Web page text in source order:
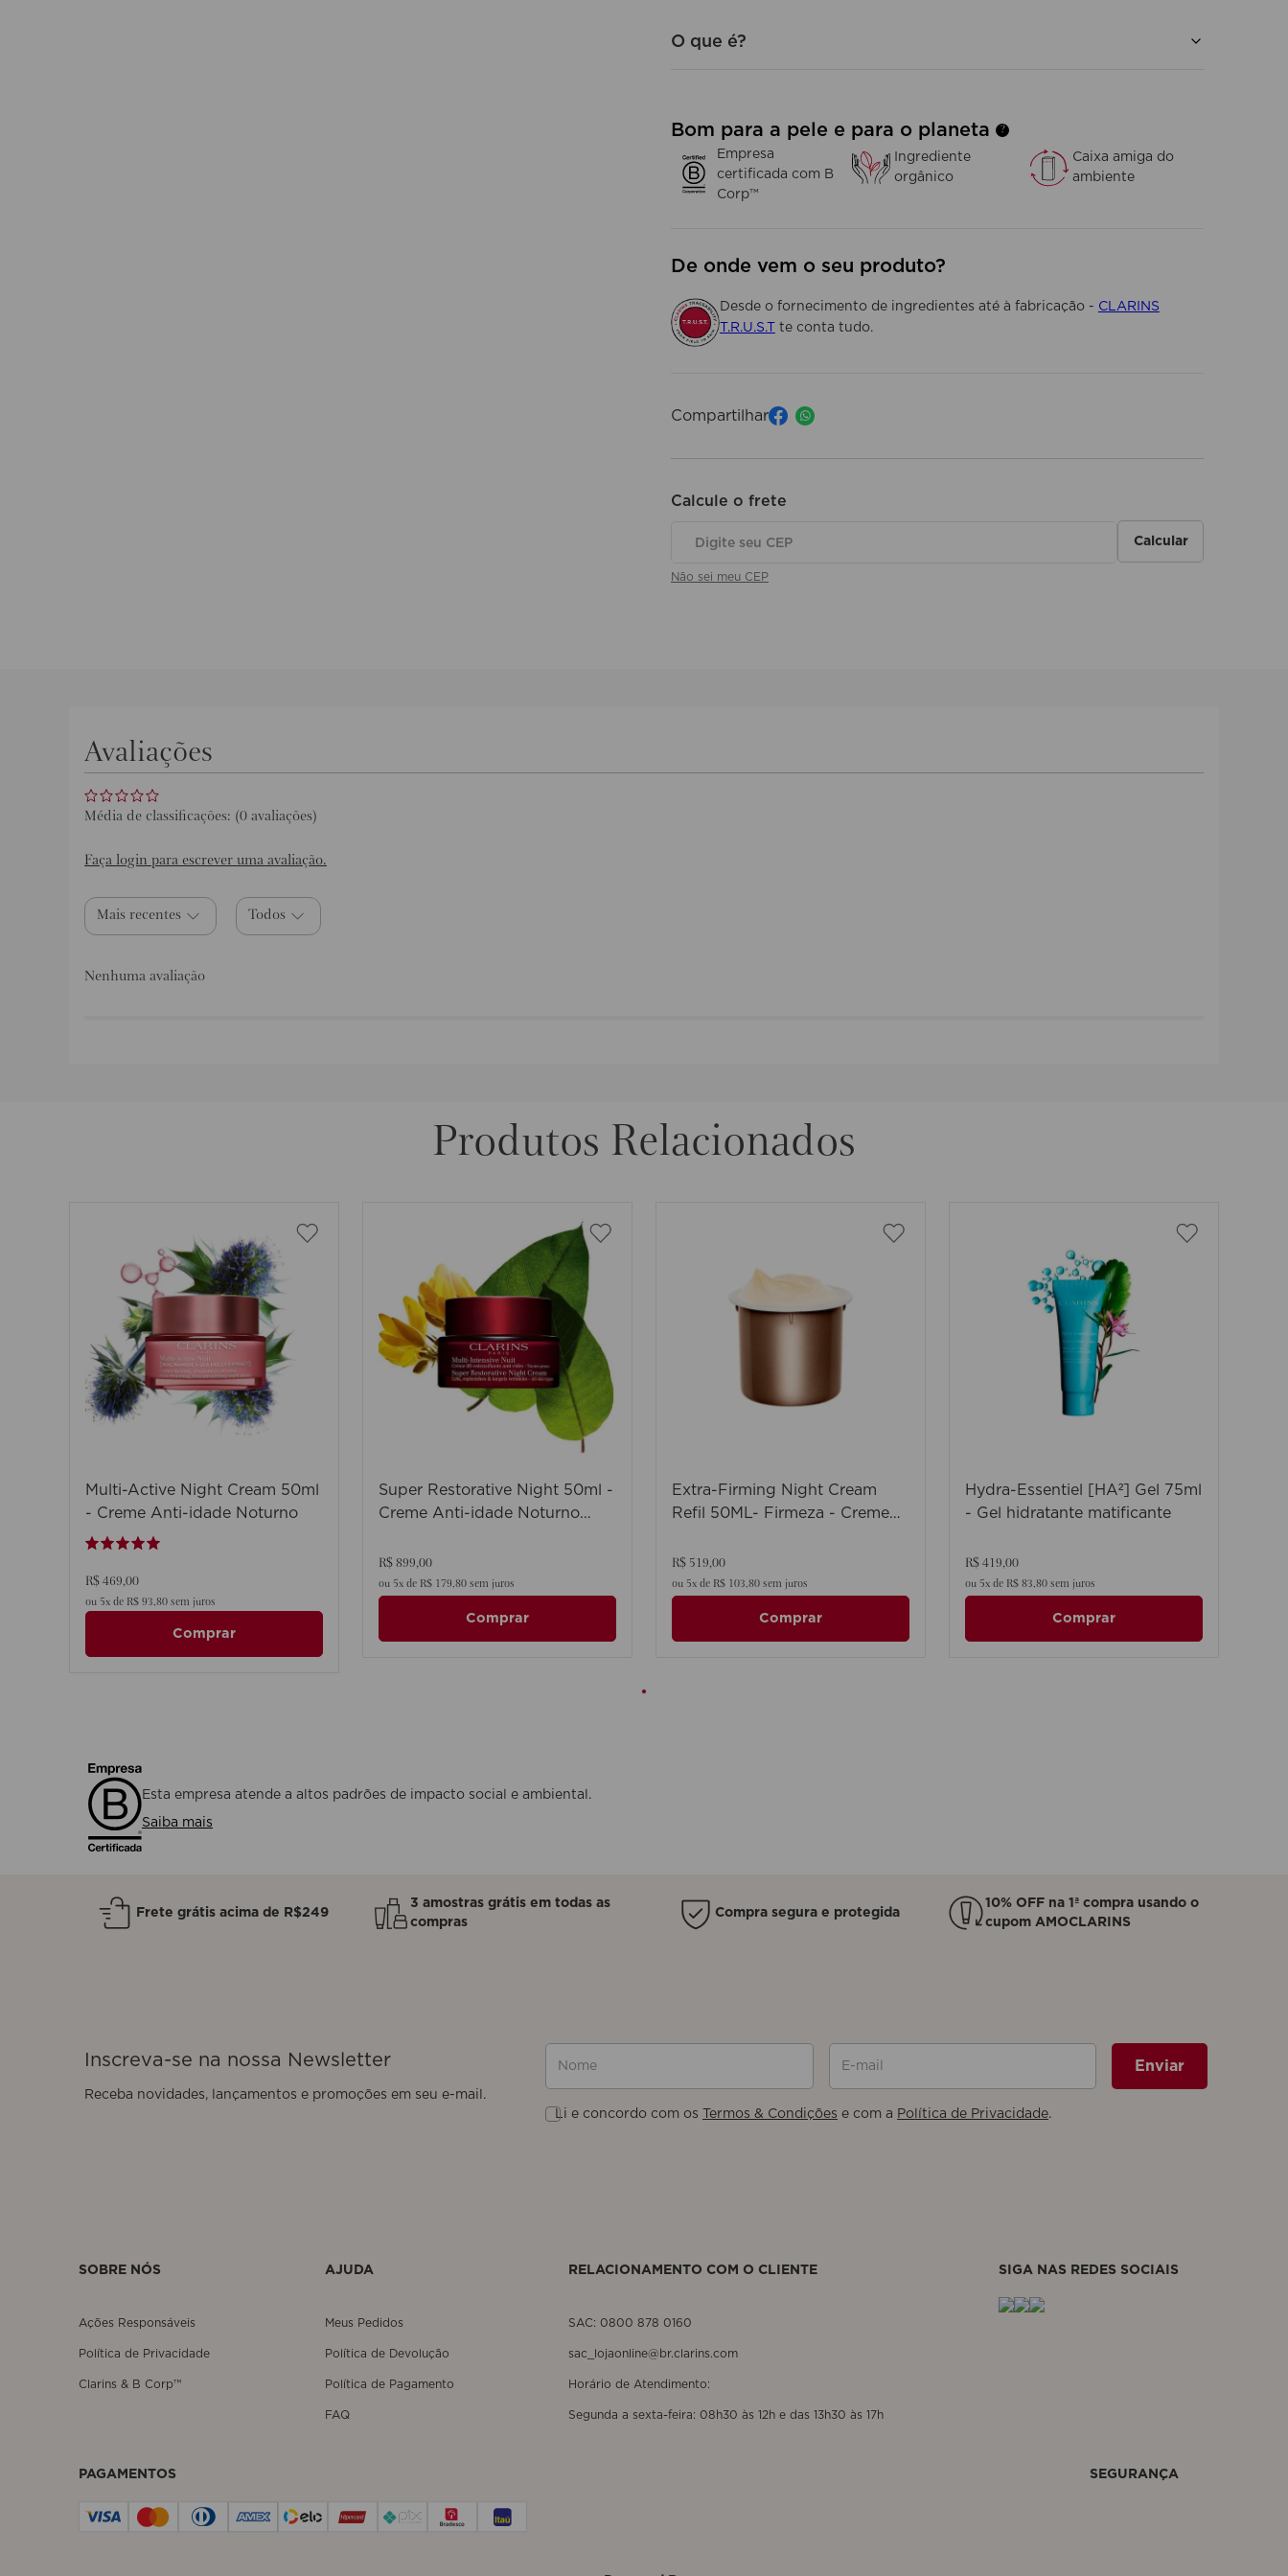
Tom de pele mais uniforme e luminoso
Pele mais firme, densa e com contornos definidos
O que é?
Bom para a pele e para o planeta ?
Empresa
certificada com B
Corp™
Ingrediente
orgânico
Caixa amiga do
ambiente
De onde vem o seu produto?
Desde o fornecimento de ingredientes até à fabricação - CLARINS
T.R.U.S.Tte conta tudo.
Compartilhar
Não sei meu CEP
Avaliações
(0 avaliações)
Faça login para escrever uma avaliação.
Mais recentes Todos
Nenhuma avaliação
Produtos Relacionados
Multi-Active Night Cream 50ml
- Creme Anti-idade Noturno
R$ 469,00
ou 5x de R$ 93,80 sem juros
Comprar
Super Restorative Night 50ml -
Creme Anti-idade Noturno
R$ 899,00
ou 5x de R$ 179,80 sem juros
Comprar
Extra-Firming Night Cream
Refil 50ML- Firmeza - Creme
de peles 40+
R$ 519,00
ou 5x de R$ 103,80 sem juros
Comprar
Hydra-Essentiel [HA²] Gel 75ml
- Gel hidratante matificante
R$ 419,00
ou 5x de R$ 83,80 sem juros
Comprar
Esta empresa atende a altos padrões de impacto social e ambiental.
Saiba mais
Frete grátis acima de R$249
3 amostras grátis em todas as
compras
Compra segura e protegida
10% OFF na 1ª compra usando o
cupom AMOCLARINS
Inscreva-se na nossa Newsletter Nome
E-mail
Enviar
Li e concordo com os Termos & Condições e com a Política de Privacidade.
SOBRE NÓS
Ações Responsáveis
Política de Privacidade
Clarins & B Corp™
AJUDA
Meus Pedidos
Política de Devolução
Política de Pagamento
FAQ
RELACIONAMENTO COM O CLIENTE
SAC: 0800 878 0160
sac_lojaonline@br.clarins.com
Horário de Atendimento:
Segunda a sexta-feira: 08h30 às 12h e das 13h30 às 17h
SIGA NAS REDES SOCIAIS
PAGAMENTOS SEGURANÇA